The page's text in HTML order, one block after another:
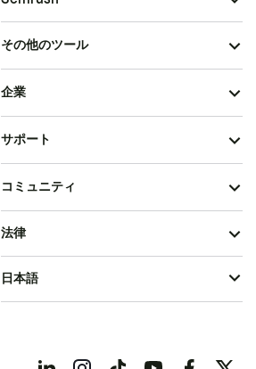
その他のツール
企業
サポート
コミュニティ
法律
日本語